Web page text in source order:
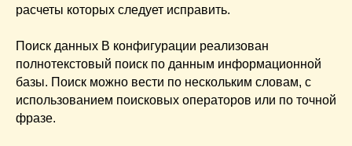
расчеты которых следует исправить.
Поиск данных В конфигурации реализован
полнотекстовый поиск по данным информационной
базы. Поиск можно вести по нескольким словам, с
использованием поисковых операторов или по точной
фразе.